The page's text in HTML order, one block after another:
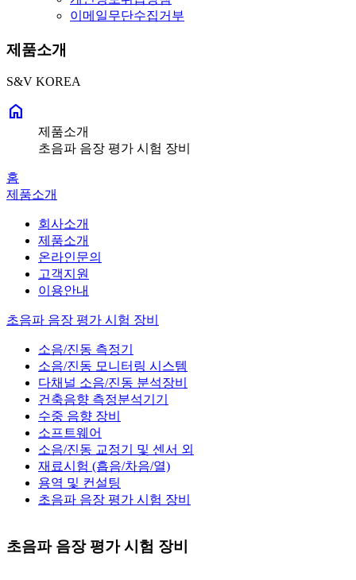
이메일무단수집거부
제품소개
S&V KOREA
home
제품소개
초음파 음장 평가 시험 장비
홈
제품소개
회사소개
제품소개
온라인문의
고객지원
이용안내
초음파 음장 평가 시험 장비
소음/진동 측정기
소음/진동 모니터링 시스템
다채널 소음/진동 분석장비
건축음향 측정분석기기
수중 음향 장비
소프트웨어
소음/진동 교정기 및 센서 외
재료시험 (흡음/차음/열)
용역 및 컨설팅
초음파 음장 평가 시험 장비
초음파 음장 평가 시험 장비